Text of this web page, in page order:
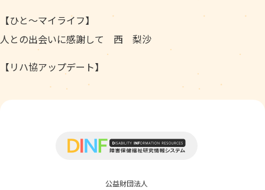
【ひと～マイライフ】
人との出会いに感謝して 西 梨沙
【リハ協アップデート】
公益財団法人